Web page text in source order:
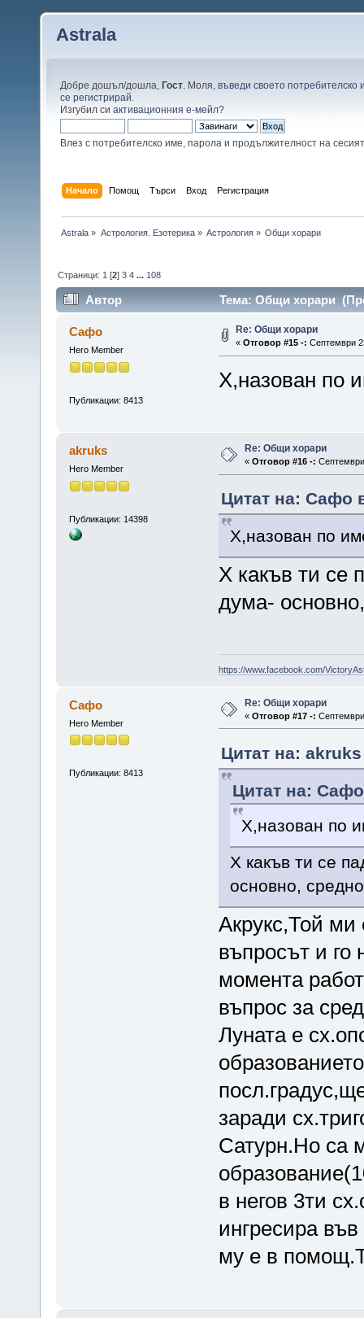
Astrala
Добре дошъл/дошла, Гост . Моля, въведи своето потребителско
се регистрирай
Изгубил си активационния е-мейл?
Влез с потребителско име, парола и продължителност на
Начало Помощ Търси Вход Регистрация
Astrala » Астрология. Езотерика» Астрология» Общи хорари
Страници: 1 [2]3 4 ... 108
Автор Тема: Общи хорари
Сафо
Hero Member
Публикации: 8413
Re: Общи хорари
« Отговор #15 -: Септември
Х,назован по
akruks
Hero Member
Публикации: 14398
Re: Общи хорари
« Отговор #16 -:
Цитат на: Сафо
Х,назован по
Х какъв ти се
дума-
https://www.facebook.com/
Сафо
Hero Member
Публикации: 8413
Re: Общи хорари
« Отговор #17 -:
Цитат на:
Цитат на:
Х,назован по
Х какъв ти се
основно,
Акрукс,Той
въпросът и го
момента
въпрос за
Луната е
заради
Сатурн.Но са
в негов 3ти
ингресира
му е в